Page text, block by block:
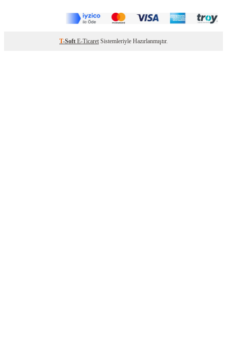
T-Soft E-Ticaret Sistemleriyle Hazırlanmıştır.